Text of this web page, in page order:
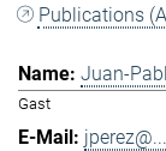
Publications
Juan-
Gast
jperez@...